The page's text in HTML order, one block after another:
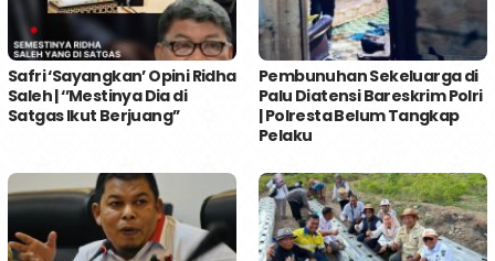
Safri ‘Sayangkan’ Opini Ridha
Saleh | ‘’Mestinya Dia di
Satgas Ikut Berjuang’’
Pembunuhan Sekeluarga di
Palu Diatensi Bareskrim Polri
| Polresta Belum Tangkap
Pelaku